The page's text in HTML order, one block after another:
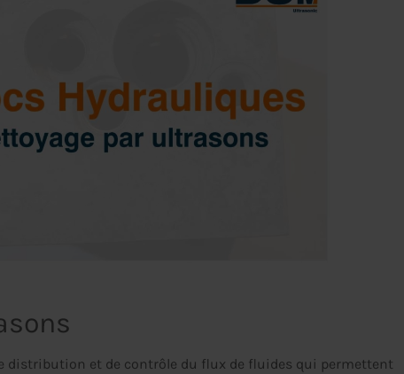
distribution et de contrôle du flux de fluides qui permettent